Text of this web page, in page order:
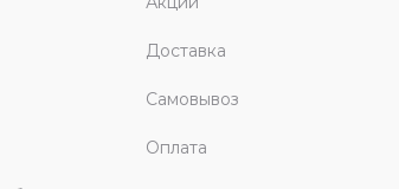
Доставка
Самовывоз
Оплата